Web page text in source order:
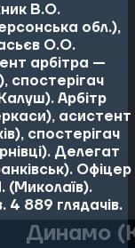
В.О.
обл.),
О.О.
арбітра —
спостерігач
Арбітр
асистент
спостерігач
Делегат
Офіцер
(Миколаїв).
4 889 глядачів.
Динамо